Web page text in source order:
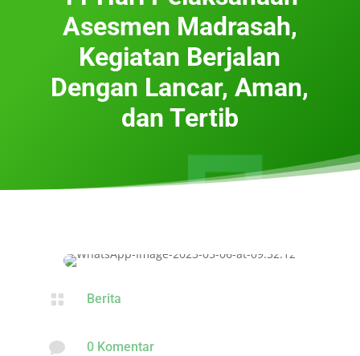
Asesmen Madrasah,
Kegiatan Berjalan
Dengan Lancar, Aman,
dan Tertib
 Berita
 0 Komentar